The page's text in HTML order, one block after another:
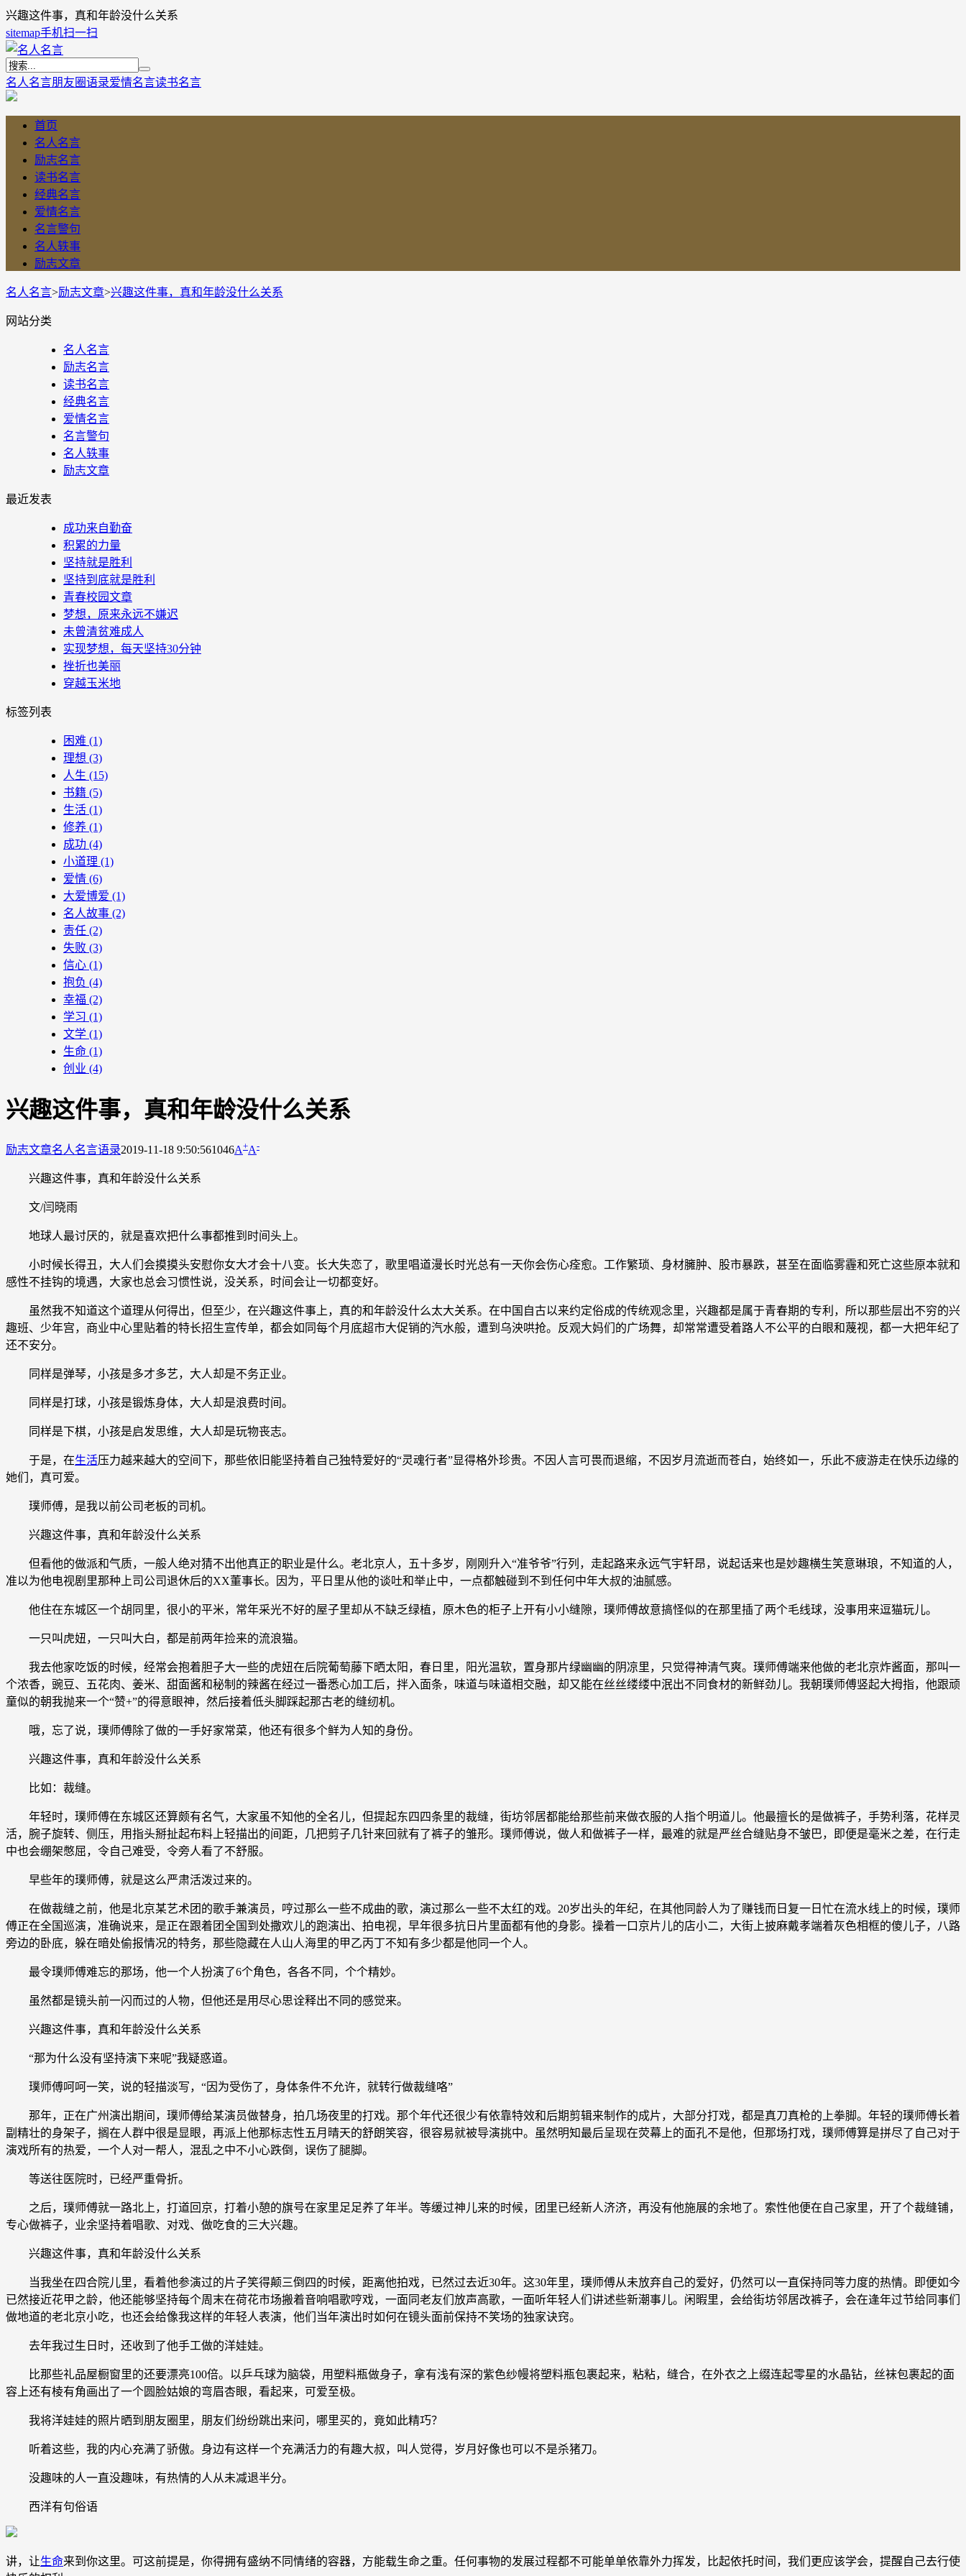
兴趣这件事，真和年龄没什么关系
sitemap手机扫一扫
名人名言朋友圈语录爱情名言读书名言
首页
名人名言
励志名言
读书名言
经典名言
爱情名言
名言警句
名人轶事
励志文章
名人名言>励志文章>兴趣这件事，真和年龄没什么关系
网站分类
名人名言
励志名言
读书名言
经典名言
爱情名言
名言警句
名人轶事
励志文章
最近发表
成功来自勤奋
积累的力量
坚持就是胜利
坚持到底就是胜利
青春校园文章
梦想，原来永远不嫌迟
未曾清贫难成人
实现梦想，每天坚持30分钟
挫折也美丽
穿越玉米地
标签列表
困难 (1)
理想 (3)
人生 (15)
书籍 (5)
生活 (1)
修养 (1)
成功 (4)
小道理 (1)
爱情 (6)
大爱博爱 (1)
名人故事 (2)
责任 (2)
失败 (3)
信心 (1)
抱负 (4)
幸福 (2)
学习 (1)
文学 (1)
生命 (1)
创业 (4)
兴趣这件事，真和年龄没什么关系
励志文章名人名言语录2019-11-18 9:50:561046A+A-
兴趣这件事，真和年龄没什么关系
文/闫晓雨
地球人最讨厌的，就是喜欢把什么事都推到时间头上。
小时候长得丑，大人们会摸摸头安慰你女大才会十八变。长大失恋了，歌里唱道漫长时光总有一天你会伤心痊愈。工作繁琐、身材臃肿、股市暴跌，甚至在面临雾霾和死亡这些原本就和
感性不挂钩的境遇，大家也总会习惯性说，没关系，时间会让一切都变好。
虽然我不知道这个道理从何得出，但至少，在兴趣这件事上，真的和年龄没什么太大关系。在中国自古以来约定俗成的传统观念里，兴趣都是属于青春期的专利，所以那些层出不穷的兴
趣班、少年宫，商业中心里贴着的特长招生宣传单，都会如同每个月底超市大促销的汽水般，遭到乌泱哄抢。反观大妈们的广场舞，却常常遭受着路人不公平的白眼和蔑视，都一大把年纪了
还不安分。
同样是弹琴，小孩是多才多艺，大人却是不务正业。
同样是打球，小孩是锻炼身体，大人却是浪费时间。
同样是下棋，小孩是启发思维，大人却是玩物丧志。
于是，在生活压力越来越大的空间下，那些依旧能坚持着自己独特爱好的“灵魂行者”显得格外珍贵。不因人言可畏而退缩，不因岁月流逝而苍白，始终如一，乐此不疲游走在快乐边缘的
她们，真可爱。
璞师傅，是我以前公司老板的司机。
兴趣这件事，真和年龄没什么关系
但看他的做派和气质，一般人绝对猜不出他真正的职业是什么。老北京人，五十多岁，刚刚升入“准爷爷”行列，走起路来永远气宇轩昂，说起话来也是妙趣横生笑意琳琅，不知道的人，
准以为他电视剧里那种上司公司退休后的XX董事长。因为，平日里从他的谈吐和举止中，一点都触碰到不到任何中年大叔的油腻感。
他住在东城区一个胡同里，很小的平米，常年采光不好的屋子里却从不缺乏绿植，原木色的柜子上开有小小缝隙，璞师傅故意搞怪似的在那里插了两个毛线球，没事用来逗猫玩儿。
一只叫虎妞，一只叫大白，都是前两年捡来的流浪猫。
我去他家吃饭的时候，经常会抱着胆子大一些的虎妞在后院葡萄藤下晒太阳，春日里，阳光温软，置身那片绿幽幽的阴凉里，只觉得神清气爽。璞师傅端来他做的老北京炸酱面，那叫一
个浓香，豌豆、五花肉、姜米、甜面酱和秘制的辣酱在经过一番悉心加工后，拌入面条，味道与味道相交融，却又能在丝丝缕缕中泯出不同食材的新鲜劲儿。我朝璞师傅竖起大拇指，他跟顽
童似的朝我抛来一个“赞+”的得意眼神，然后接着低头脚踩起那古老的缝纫机。
哦，忘了说，璞师傅除了做的一手好家常菜，他还有很多个鲜为人知的身份。
兴趣这件事，真和年龄没什么关系
比如：裁缝。
年轻时，璞师傅在东城区还算颇有名气，大家虽不知他的全名儿，但提起东四四条里的裁缝，街坊邻居都能给那些前来做衣服的人指个明道儿。他最擅长的是做裤子，手势利落，花样灵
活，腕子旋转、侧压，用指头掰扯起布料上轻描出的间距，几把剪子几针来回就有了裤子的雏形。璞师傅说，做人和做裤子一样，最难的就是严丝合缝贴身不皱巴，即便是毫米之差，在行走
中也会绷架憋屈，令自己难受，令旁人看了不舒服。
早些年的璞师傅，就是这么严肃活泼过来的。
在做裁缝之前，他是北京某艺术团的歌手兼演员，哼过那么一些不成曲的歌，演过那么一些不太红的戏。20岁出头的年纪，在其他同龄人为了赚钱而日复一日忙在流水线上的时候，璞师
傅正在全国巡演，准确说来，是正在跟着团全国到处撒欢儿的跑演出、拍电视，早年很多抗日片里面都有他的身影。操着一口京片儿的店小二，大街上披麻戴孝端着灰色相框的傻儿子，八路
旁边的卧底，躲在暗处偷报情况的特务，那些隐藏在人山人海里的甲乙丙丁不知有多少都是他同一个人。
最令璞师傅难忘的那场，他一个人扮演了6个角色，各各不同，个个精妙。
虽然都是镜头前一闪而过的人物，但他还是用尽心思诠释出不同的感觉来。
兴趣这件事，真和年龄没什么关系
“那为什么没有坚持演下来呢”我疑惑道。
璞师傅呵呵一笑，说的轻描淡写，“因为受伤了，身体条件不允许，就转行做裁缝咯”
那年，正在广州演出期间，璞师傅给某演员做替身，拍几场夜里的打戏。那个年代还很少有依靠特效和后期剪辑来制作的成片，大部分打戏，都是真刀真枪的上拳脚。年轻的璞师傅长着
副精壮的身架子，搁在人群中很是显眼，再派上他那标志性五月晴天的舒朗笑容，很容易就被导演挑中。虽然明知最后呈现在荧幕上的面孔不是他，但那场打戏，璞师傅算是拼尽了自己对于
演戏所有的热爱，一个人对一帮人，混乱之中不小心跌倒，误伤了腿脚。
等送往医院时，已经严重骨折。
之后，璞师傅就一路北上，打道回京，打着小憩的旗号在家里足足养了年半。等缓过神儿来的时候，团里已经新人济济，再没有他施展的余地了。索性他便在自己家里，开了个裁缝铺，
专心做裤子，业余坚持着唱歌、对戏、做吃食的三大兴趣。
兴趣这件事，真和年龄没什么关系
当我坐在四合院儿里，看着他参演过的片子笑得颠三倒四的时候，距离他拍戏，已然过去近30年。这30年里，璞师傅从未放弃自己的爱好，仍然可以一直保持同等力度的热情。即便如今
已然接近花甲之龄，他还能够坚持每个周末在荷花市场搬着音响唱歌哼戏，一面同老友们放声高歌，一面听年轻人们讲述些新潮事儿。闲暇里，会给街坊邻居改裤子，会在逢年过节给同事们
做地道的老北京小吃，也还会给像我这样的年轻人表演，他们当年演出时如何在镜头面前保持不笑场的独家诀窍。
去年我过生日时，还收到了他手工做的洋娃娃。
比那些礼品屋橱窗里的还要漂亮100倍。以乒乓球为脑袋，用塑料瓶做身子，拿有浅有深的紫色纱幔将塑料瓶包裹起来，粘粘，缝合，在外衣之上缀连起零星的水晶钻，丝袜包裹起的面
容上还有棱有角画出了一个圆脸姑娘的弯眉杏眼，看起来，可爱至极。
我将洋娃娃的照片晒到朋友圈里，朋友们纷纷跳出来问，哪里买的，竟如此精巧？
听着这些，我的内心充满了骄傲。身边有这样一个充满活力的有趣大叔，叫人觉得，岁月好像也可以不是杀猪刀。
没趣味的人一直没趣味，有热情的人从未减退半分。
西洋有句俗语
讲，让生命来到你这里。可这前提是，你得拥有盛纳不同情绪的容器，方能载生命之重。任何事物的发展过程都不可能单单依靠外力挥发，比起依托时间，我们更应该学会，提醒自己去行使